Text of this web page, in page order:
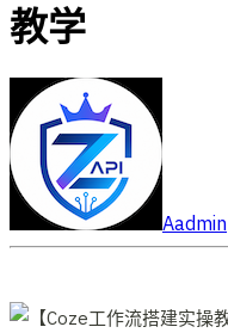
教学
Aadmin